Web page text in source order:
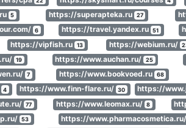
5 https://superapteka.ru 27
6 https://travel.yandex.ru 51
https://vipfish.ru 13 https://webium.ru/
19 https://www.auchan.ru/ 25
7 https://www.bookvoed.ru 68
4 https://www.finn-flare.ru/ 30 https://
77 https://www.leomax.ru/ 8
53 https://